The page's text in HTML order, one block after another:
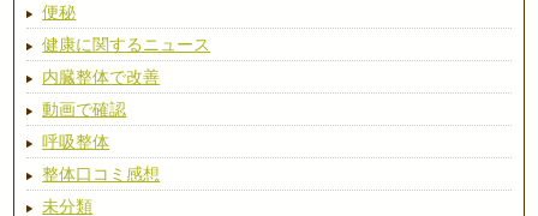
便秘
健康に関するニュース
内臓整体で改善
動画で確認
呼吸整体
整体口コミ感想
未分類